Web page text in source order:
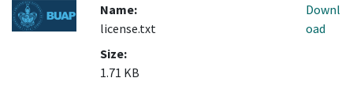
Name:
license.txt
Size:
1.71 KB
Downl
oad